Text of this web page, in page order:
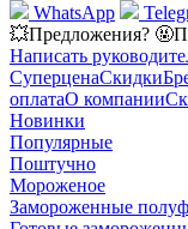
WhatsApp
💥Предложения?
Написать
СуперценаСкидки
оплатаО компании
Новинки
Популярные
Поштучно
Мороженое
Замороженные